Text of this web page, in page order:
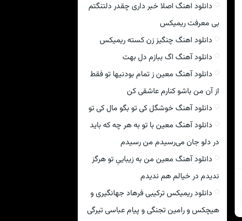
دانلود اهنگ اصلا خبر داری چقدر دلتنگتم
بی معرفت ریمیکس
دانلود اهنگ چنگیز زن کسته ریمیکس
دانلود آهنگ اگ ببازم دل بهت
دانلود آهنگ معین ز تمام بودنیها تو فقط
از آن من باشو کنارم عاشقی کن
دانلود آهنگ خوشگل کی تو بگو مال کی تو
دانلود آهنگ معین با تو به هر چه که باید
در دلو جان می‌رسیدم من رسیدم
دانلود آهنگ معین من به زیباییِ تو هرگز
ندیدم در خیالم هم ندیدم
دانلود ریمیکس ترکیبی فرهاد جهانگیری و
هیچکس و رامین تجنگی و پیام عباسی تیرگی